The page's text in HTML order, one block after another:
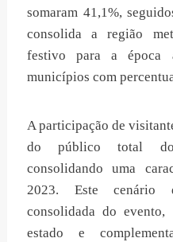
somaram 41,1%,
consolida a região
festivo para a época
municípios com
A participação de
do público total do
consolidando uma
2023. Este cenário
consolidada do
estado e